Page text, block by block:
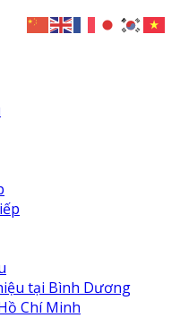
tại Bình Dương
Chí Minh